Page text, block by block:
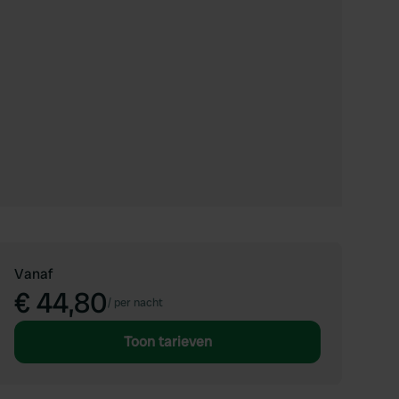
Vanaf
€ 44,80/ per nacht
Toon tarieven